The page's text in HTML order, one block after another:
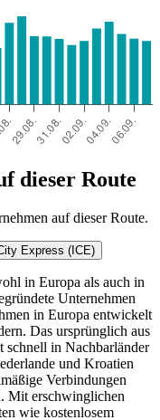
dieser Route
auf dieser Route.
Express (ICE)
in Europa als auch in
Unternehmen
in Europa entwickelt
Das ursprünglich aus
schnell in Nachbarländer
und Kroatien
Verbindungen
Mit erschwinglichen
wie kostenlosem